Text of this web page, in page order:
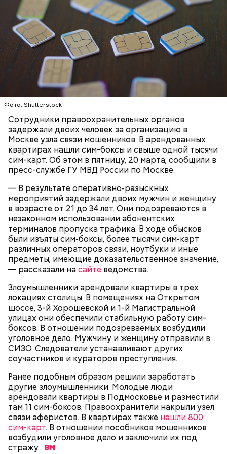
Фото: Shutterstock
Сотрудники правоохранительных органов
задержали двоих человек за организацию в
Москве узла связи мошенников. В арендованных
квартирах нашли сим-боксы и свыше одной тысячи
сим-карт. Об этом в пятницу, 20 марта, сообщили в
пресс-службе ГУ МВД России по Москве.
— В результате оперативно‑разыскных
мероприятий задержали двоих мужчин и женщину
в возрасте от 21 до 34 лет. Они подозреваются в
незаконном использовании абонентских
терминалов пропуска трафика. В ходе обысков
были изъяты сим‑боксы, более тысячи сим‑карт
различных операторов связи, ноутбуки и иные
предметы, имеющие доказательственное значение,
— рассказали насайте ведомства.
Злоумышленники арендовали квартиры в трех
локациях столицы. В помещениях на Открытом
шоссе, 3-й Хорошевской и 1-й Магистральной
улицах они обеспечили стабильную работу сим-
боксов. В отношении подозреваемых возбудили
уголовное дело. Мужчину и женщину отправили в
СИЗО. Следователи устанавливают других
соучастников и кураторов преступления.
Ранее подобным образом решили заработать
другие злоумышленники. Молодые люди
арендовали квартиры в Подмосковье и разместили
там 11 сим-боксов. Правоохранители накрыли узел
связи аферистов. В квартирах также нашли 800
сим-карт. В отношении пособников мошенников
возбудили уголовное дело и заключили их под
стражу.
— Гасанов, являясь индивидуальным
предпринимателем, осуществлял
предпринимательскую деятельность в области
продажи и размещения рекламы в социальных
сетях. С целью сокрытия своих доходов часть
Родственники обналичивали деньги и возвращали
их Гасанову. А чтобы пользоваться деньгами и не
вызвать подозрений у налоговой, Гасанов либо
распределял их между еще несколькими счетами,
либопокупал на них квартиры.
Блогеру грозило до семи лет лишения свободы.
Следующим подопытным стал друг детства
Миссюры Константин. 3 февраля того же года,
когда молодые люди ехали вместе в машине,
подозреваемый угостил приятеля морсом с
этиленгликолем. Через два дня Константин умер в
больнице.
— Мы съездили за витаминами, вернулись обратно,
поднялись домой. У него ухудшилось самочувствие
через сутки... Его увезли в больницу,
реанимировали, и там он скончался, — рассказывал
Миссюра на допросе.
Play
Video
Видео: пресс-служба ГСУ СК по Московской области
родителей погибшего юноши пали на Миссюру, но
доказать его причастность к кончине их сына не
удалось. Когда же подозреваемого задержали, он
заявил, что ничего не подсыпал в морс и утверждал,
что яд могли добавить в бутылкунекие
недоброжелатели.